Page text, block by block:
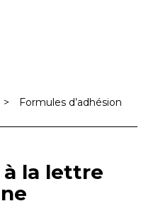
> Formules d’adhésion
à la lettre